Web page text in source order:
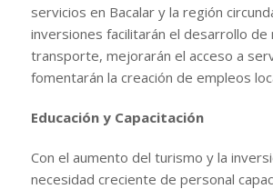
servicios en Bacalar y la región
inversiones facilitarán el desarrollo de
transporte, mejorarán el acceso a
fomentarán la creación de empleos
Educación y Capacitación
Con el aumento del turismo y la
necesidad creciente de personal